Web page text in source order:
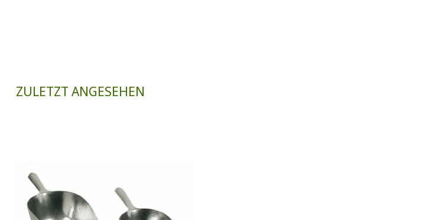
ZULETZT ANGESEHEN